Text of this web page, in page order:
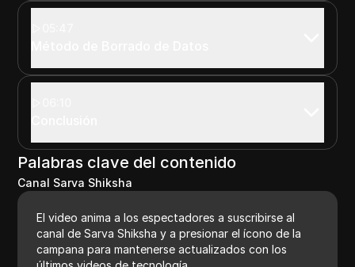
Palabras clave del contenido
Canal Sarva Shiksha
El video anima a los espectadores a suscribirse al
canal de Sarva Shiksha y a presionar el ícono de la
campana para mantenerse actualizados con los